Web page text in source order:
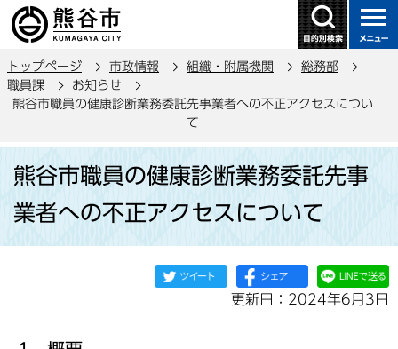
の
ー
ジ
先
トップページ 市政情報 組織・附属機関
総務部
職員課
お知らせ
熊谷市職員の健康診断業務委託先事業者への不正アクセスについ
て
か
熊谷市職員の健康診断業務委託先事
業者への不正アクセスについて
更新日：2024年6月3日